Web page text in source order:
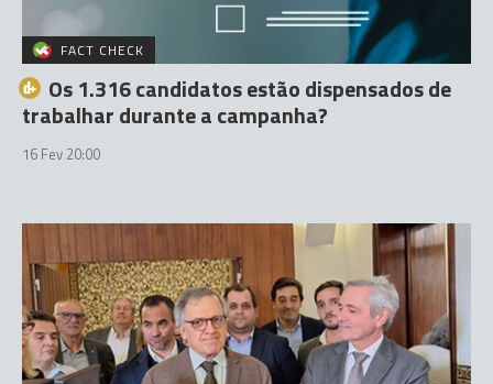
FACT CHECK
Os 1.316 candidatos estão dispensados de
trabalhar durante a campanha?
16 Fev 20:00